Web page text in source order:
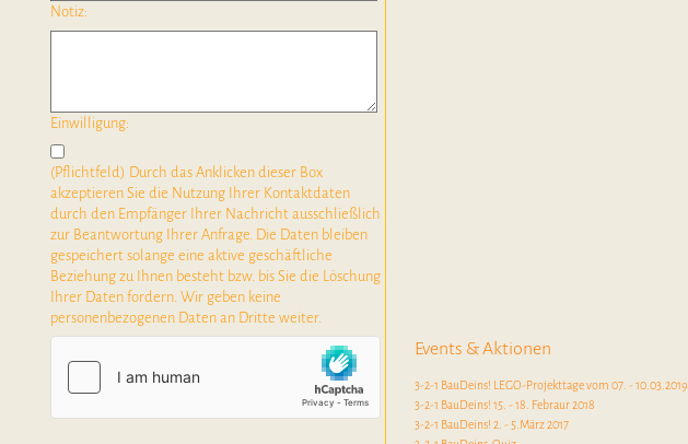
Notiz:
Einwilligung:
(Pflichtfeld) Durch das Anklicken dieser Box
akzeptieren Sie die Nutzung Ihrer Kontaktdaten
durch den Empfänger Ihrer Nachricht ausschließlich
zur Beantwortung Ihrer Anfrage. Die Daten bleiben
gespeichert solange eine aktive geschäftliche
Beziehung zu Ihnen besteht bzw. bis Sie die Löschung
Ihrer Daten fordern. Wir geben keine
personenbezogenen Daten an Dritte weiter.
Events & Aktionen
3-2-1 BauDeins! LEGO-Projekttage vom 07. - 10.03.2019
3-2-1 BauDeins! 15. - 18. Febraur 2018
3-2-1 BauDeins! 2. - 5.März 2017